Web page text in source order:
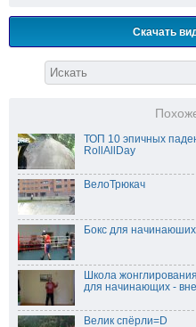
Скачать
ТОП 10 эпичных
RollAllDay
ВелоТрюкач
Бокс для начинаюших
Школа
для начинающих -
Велик спёрли=D